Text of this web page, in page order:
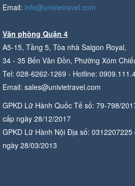
Email: info@univietravel.com
Văn phòng Quận 4
A5-15, Tầng 5, Tòa nhà Saigon Royal,
34 - 35 Bến Vân Đồn, Phường Xóm
Tel: 028-6262-1269 - Hotline:
Email: sales@univietravel.com
GPKD Lữ Hành Quốc Tế số: 79-798/
cấp ngày 28/12/2017
GPKD Lữ Hành Nội Địa số:
ngày 28/03/2013